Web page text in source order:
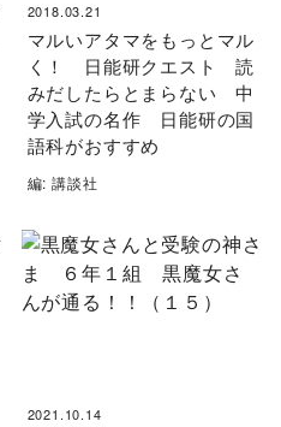
2018.03.21
マルいアタマをもっとマル
く！ 日能研クエスト 読
みだしたらとまらない 中
学入試の名作 日能研の国
語科がおすすめ
編: 講談社
2021.10.14